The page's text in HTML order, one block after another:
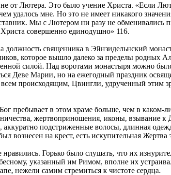
от Лютера. Это было учение Христа. «Если
удалось мне. Но это не имеет никакого
Мы с Лютером ни разу не обменивались
совершенно единодушно» 116.
священника в Эйнзидельнский
которое вышло далеко за пределы родных
силой. Над воротами монастыря можно
Деве Марии, но на ежегодный праздник
происходящим, Цвингли, удрученный этим
пребывает в этом храме больше, чем в каком-
жертвоприношения, иконы, взывание
подстриженные волосы, длинная
на крест, есть искупительная Жертва
Горько было слушать, что их
указанный им Римом, вполне их
нежели самим стремиться к чистоте сердца.